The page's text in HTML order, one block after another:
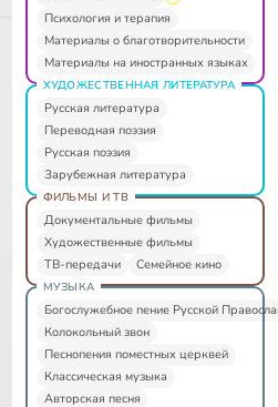
Психология и терапия
Материалы о благотворительности
Материалы на иностранных языках
ХУДОЖЕСТВЕННАЯ ЛИТЕРАТУРА
Русская литература
Переводная поэзия
Русская поэзия
Зарубежная литература
ФИЛЬМЫ И ТВ
Документальные фильмы
Художественные фильмы
ТВ-передачи
Семейное кино
МУЗЫКА
Богослужебное пение Русской
Колокольный звон
Песнопения поместных церквей
Классическая музыка
Авторская песня